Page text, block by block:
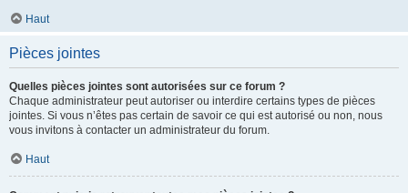
Haut
Pièces jointes
Quelles pièces jointes sont autorisées sur ce forum ?
Chaque administrateur peut autoriser ou interdire certains types de pièces
jointes. Si vous n’êtes pas certain de savoir ce qui est autorisé ou non, nous
vous invitons à contacter un administrateur du forum.
Haut